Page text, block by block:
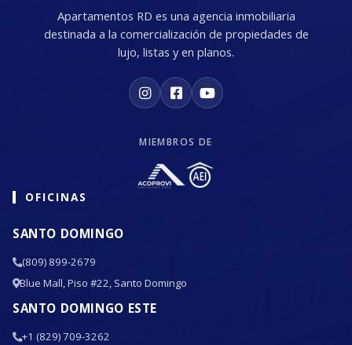
Apartamentos RD es una agencia inmobiliaria
destinada a la comercialización de propiedades de
lujo, listas y en planos.
MIEMBROS DE
OFICINAS
SANTO DOMINGO
(809) 899-2679
Blue Mall, Piso #22, Santo Domingo
SANTO DOMINGO ESTE
+1 (829) 709-3262